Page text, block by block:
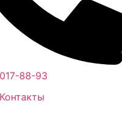
88-93
Контакты